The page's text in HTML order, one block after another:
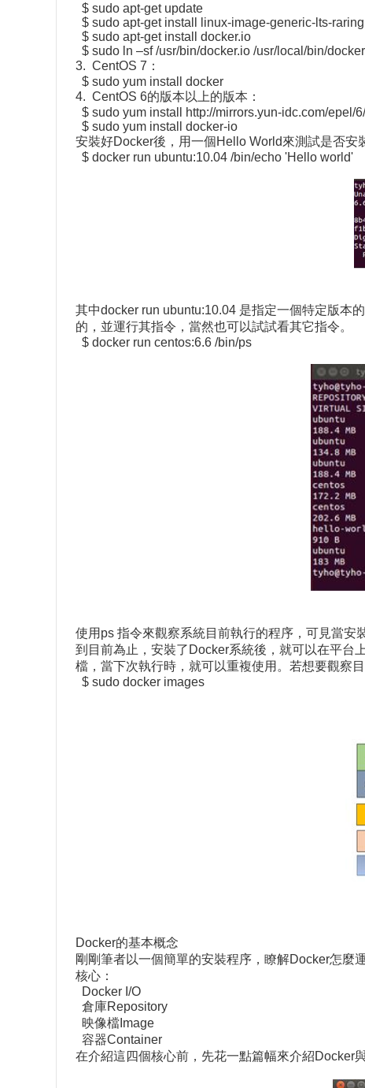
$ sudo apt-get update
$ sudo apt-get install linux-image-generic-lts-
$ sudo apt-get install docker.io
$ sudo ln –sf /usr/bin/docker.io /usr/local/bin/docker
3. CentOS 7：
$ sudo yum install docker
4. CentOS 6的版本以上的版本：
$ sudo yum install http://mirrors.yun-idc.com/epel/
$ sudo yum install docker-io
安裝好Docker後，用一個Hello World來測試是否安
$ docker run ubuntu:10.04 /bin/echo 'Hello world'
其中docker run ubuntu:10.04 是指定一個特定版本
的，並運行其指令，當然也可以試試看其它指令。
$ docker run centos:6.6 /bin/ps
使用ps 指令來觀察系統目前執行的程序，可見當安
到目前為止，安裝了Docker系統後，就可以在平台
檔，當下次執行時，就可以重複使用。若想要觀察
$ sudo docker images
Docker的基本概念
剛剛筆者以一個簡單的安裝程序，瞭解Docker怎麼
核心：
Docker I/O
倉庫Repository
映像檔Image
容器Container
在介紹這四個核心前，先花一點篇幅來介紹Docker